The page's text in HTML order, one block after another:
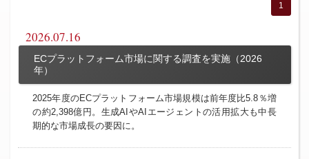
1
2026.07.16
ECプラットフォーム市場に関する調査を実施（2026
年）
2025年度のECプラットフォーム市場規模は前年度比5.8％増
の約2,398億円。生成AIやAIエージェントの活用拡大も中長
期的な市場成長の要因に。